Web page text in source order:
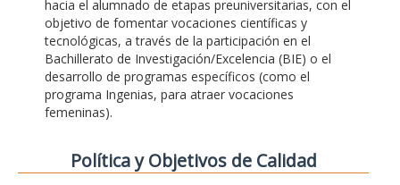
hacia el alumnado de etapas preuniversitarias, con el
objetivo de fomentar vocaciones científicas y
tecnológicas, a través de la participación en el
Bachillerato de Investigación/Excelencia (BIE) o el
desarrollo de programas específicos (como el
programa Ingenias, para atraer vocaciones
femeninas).
Polí­tica y Objetivos de Calidad